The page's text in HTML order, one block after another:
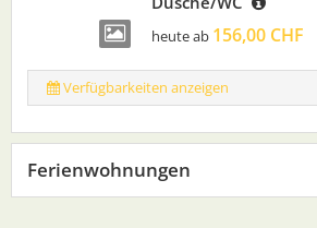
heute ab 156,00 CHF
Verfügbarkeiten anzeigen
Ferienwohnungen